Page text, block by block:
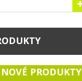
PRODUKTY